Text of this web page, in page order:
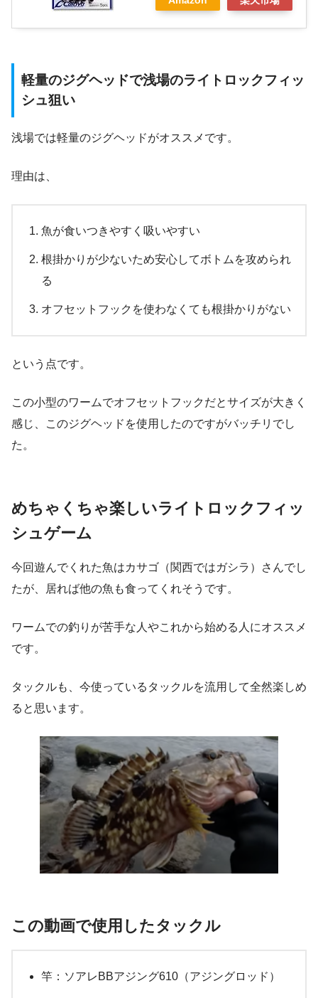
軽量のジグヘッドで浅場のライトロックフィッ
シュ狙い
浅場では軽量のジグヘッドがオススメです。
理由は、
魚が食いつきやすく吸いやすい
根掛かりが少ないため安心してボトムを攻められ
る
オフセットフックを使わなくても根掛かりがない
という点です。
この小型のワームでオフセットフックだとサイズが大きく
感じ、このジグヘッドを使用したのですがバッチリでし
た。
めちゃくちゃ楽しいライトロックフィッ
シュゲーム
今回遊んでくれた魚はカサゴ（関西ではガシラ）さんでし
たが、居れば他の魚も食ってくれそうです。
ワームでの釣りが苦手な人やこれから始める人にオススメ
です。
タックルも、今使っているタックルを流用して全然楽しめ
ると思います。
この動画で使用したタックル
竿：ソアレBBアジング610（アジングロッド）